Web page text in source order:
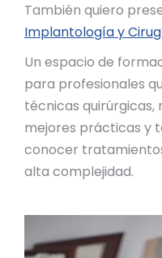
También quiero
Implantología y
Un espacio de
para profesionales
técnicas quirúrgicas,
mejores prácticas y
conocer
alta complejidad.